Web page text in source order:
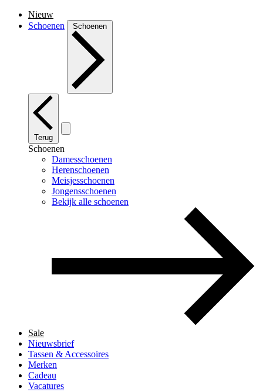
Nieuw
Schoenen
Schoenen
Terug
Schoenen
Damesschoenen
Herenschoenen
Meisjesschoenen
Jongensschoenen
Bekijk alle schoenen
Sale
Nieuwsbrief
Tassen & Accessoires
Merken
Cadeau
Vacatures